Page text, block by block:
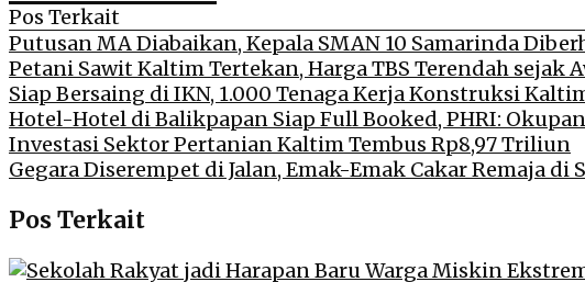
Pos Terkait
Putusan MA Diabaikan, Kepala SMAN 10 Samarinda
Petani Sawit Kaltim Tertekan, Harga TBS Terendah sejak
Siap Bersaing di IKN, 1.000 Tenaga Kerja Konstruksi
Hotel-Hotel di Balikpapan Siap Full Booked, PHRI:
Investasi Sektor Pertanian Kaltim Tembus Rp8,97 Triliun
Gegara Diserempet di Jalan, Emak-Emak Cakar Remaja
Pos Terkait